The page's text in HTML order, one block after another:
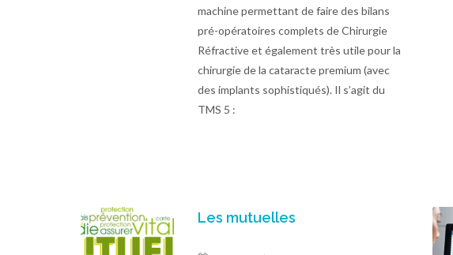
machine permettant de faire des bilans
pré-opératoires complets de Chirurgie
Réfractive et également très utile pour la
chirurgie de la cataracte premium (avec
des implants sophistiqués). Il s’agit du
TMS 5 :
Les mutuelles